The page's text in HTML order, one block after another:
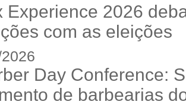
Experience 2026
com as eleições
Day Conference:
de barbearias